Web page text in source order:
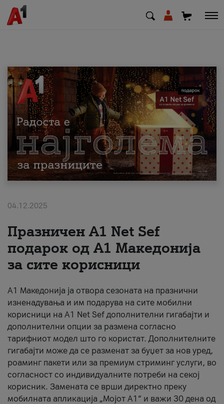
МК EN SQ
Приватни Деловни
Поддршка
Надополни кредит
За нас
#ПодобарОнлајн
04.12.2025
Празничен A1 Net Sеf
подарок од А1 Македонија
за сите корисници
А1 Македонија ја отвора сезоната на празнични
изненадувања и им подарува на сите мобилни
корисници на A1 Net Sef дополнителни гигабајти и
дополнителни опции за размена согласно
тарифниот модел што го користат. Дополнителните
гигабајти може да се разменат за буџет за нов уред,
роаминг пакети или за премиум стриминг услуги, во
согласност со индивидуалните потреби на секој
корисник. Замената се врши директно преку
мобилната апликација „Мојот А1“ и важи 30 дена од